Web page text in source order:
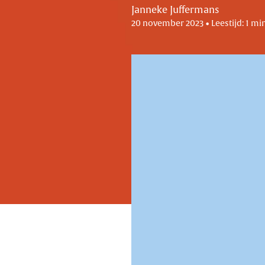
Janneke Juffermans
20 november 2023 • Leestijd: 1